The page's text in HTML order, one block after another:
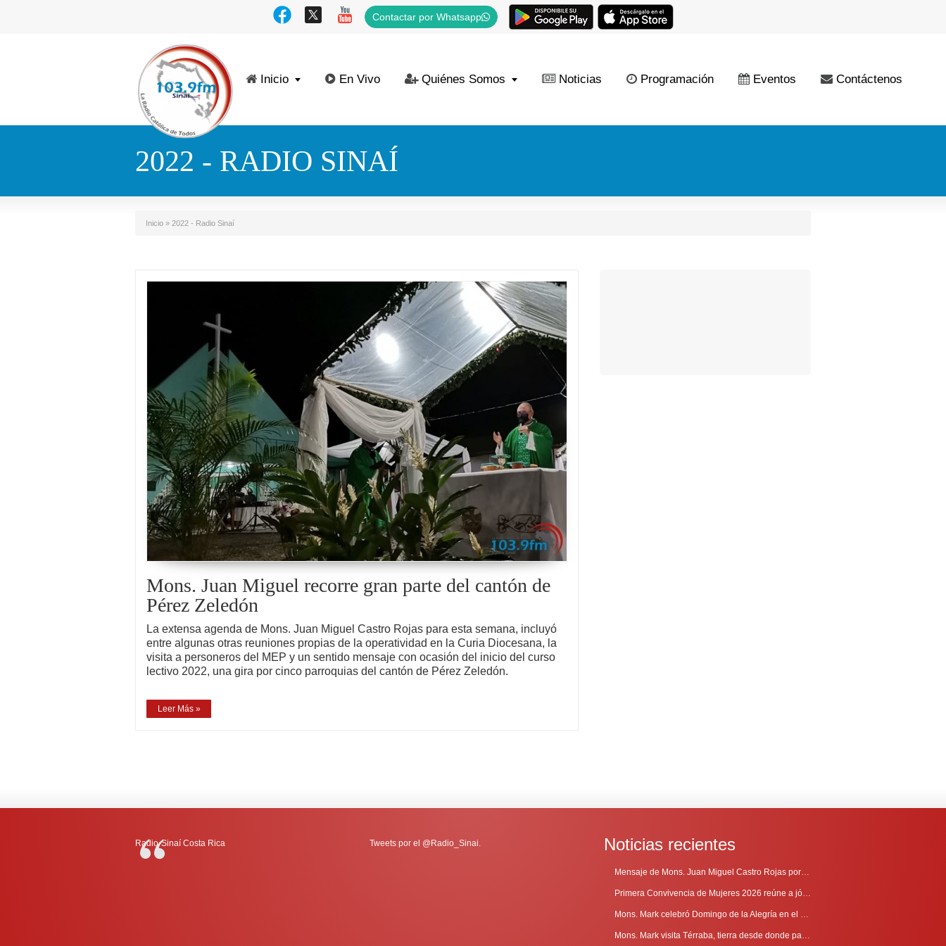
Contactar por Whatsapp
Inicio En Vivo Quiénes Somos Noticias Programación Eventos Contáctenos
2022 - RADIO SINAÍ
Inicio » 2022 - Radio Sinaí
Mons. Juan Miguel recorre gran parte del cantón de
Pérez Zeledón
La extensa agenda de Mons. Juan Miguel Castro Rojas para esta semana, incluyó
entre algunas otras reuniones propias de la operatividad en la Curia Diocesana, la
visita a personeros del MEP y un sentido mensaje con ocasión del inicio del curso
lectivo 2022, una gira por cinco parroquias del cantón de Pérez Zeledón.
Leer Más »
Radio-Sinaí Costa Rica Tweets por el @Radio_Sinai. Noticias recientes
Mensaje de Mons. Juan Miguel Castro Rojas por el 69º Aniversario de Radio Sinaí
Primera Convivencia de Mujeres 2026 reúne a jóvenes en proceso de discernimiento vocacional
Mons. Mark celebró Domingo de la Alegría en el Sur
Mons. Mark visita Térraba, tierra desde donde parte la evangelización